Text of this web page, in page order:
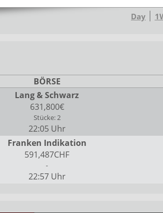
Day
BÖRSE
Lang & Schwarz
631,800€
Stücke: 2
22:05 Uhr
Franken Indikation
591,487CHF
-
22:57 Uhr